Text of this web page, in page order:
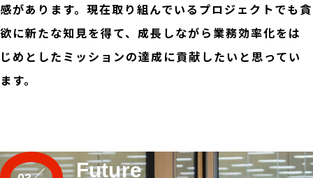
感があります。現在取り組んでいるプロジェクトでも貪
欲に新たな知見を得て、成長しながら業務効率化をは
じめとしたミッションの達成に貢献したいと思ってい
ます。
Future